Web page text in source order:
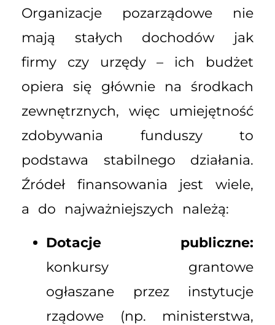
Organizacje pozarządowe nie
mają stałych dochodów jak
firmy czy urzędy – ich budżet
opiera się głównie na środkach
zewnętrznych, więc umiejętność
zdobywania funduszy to
podstawa stabilnego działania.
Źródeł finansowania jest wiele,
a do najważniejszych należą:
Dotacje publiczne:
konkursy grantowe
ogłaszane przez instytucje
rządowe (np. ministerstwa,